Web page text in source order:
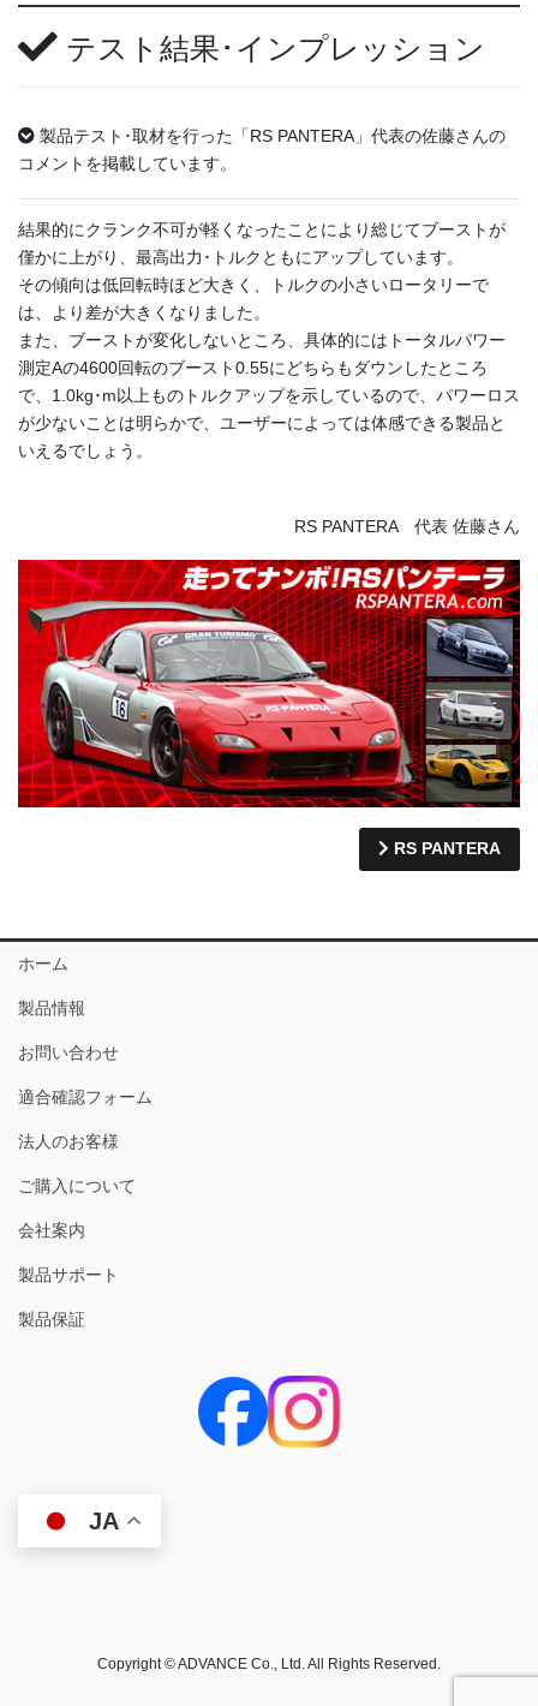
テスト結果･インプレッション
製品テスト･取材を行った「RS PANTERA」代表の佐藤さんの
コメントを掲載しています。
結果的にクランク不可が軽くなったことにより総じてブーストが
僅かに上がり、最高出力･トルクともにアップしています。
その傾向は低回転時ほど大きく、トルクの小さいロータリーで
は、より差が大きくなりました。
また、ブーストが変化しないところ、具体的にはトータルパワー
測定Aの4600回転のブースト0.55にどちらもダウンしたところ
で、1.0kg･m以上ものトルクアップを示しているので、パワーロス
が少ないことは明らかで、ユーザーによっては体感できる製品と
いえるでしょう。
RS PANTERA 代表 佐藤さん
RS PANTERA
ホーム
製品情報
お問い合わせ
適合確認フォーム
法人のお客様
ご購入について
会社案内
製品サポート
製品保証
JA
Copyright © ADVANCE Co., Ltd. All Rights Reserved.